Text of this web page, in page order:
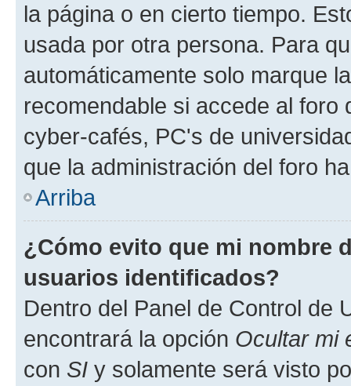
la página o en cierto tiempo.
usada por otra persona. Para
automáticamente solo marque
recomendable si accede al foro
cyber-cafés, PC's de
que la administración del foro
Arriba
¿Cómo evito que mi nombre
usuarios identificados?
Dentro del Panel de Control de
encontrará la opción Ocultar mi
con SI y solamente será visto